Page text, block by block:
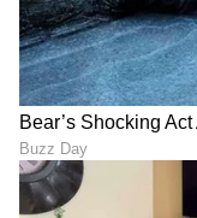
ಹೋಟೆಲ್‌ಗಳಲ್ಲಿ
ಕೀಗಳ ಬದಲಿಗೆ ಕೀ
ಏಕೆ ಬಳಸುತ್ತಾರೆ?
LATEST VIDEOS
"ರಾಜಕೀಯ ಬೇಡ,